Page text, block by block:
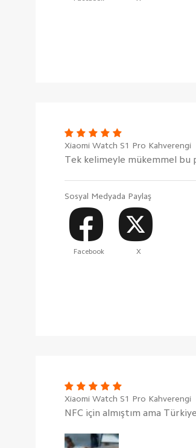
Xiaomi Watch S1 Pro Kahverengi
Tek kelimeyle mükemmel bu
Sosyal Medyada Paylaş
Facebook X
Xiaomi Watch S1 Pro Kahverengi
NFC için almıştım ama